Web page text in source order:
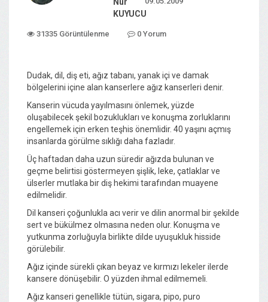
KUYUCU
31335 Görüntülenme 0 Yorum
Dudak, dil, diş eti, ağız tabanı, yanak içi ve damak
bölgelerini içine alan kanserlere ağız kanserleri denir.
Kanserin vücuda yayılmasını önlemek, yüzde
oluşabilecek şekil bozuklukları ve konuşma zorluklarını
engellemek için erken teşhis önemlidir. 40 yaşını açmış
insanlarda görülme sıklığı daha fazladır.
Üç haftadan daha uzun süredir ağızda bulunan ve
geçme belirtisi göstermeyen şişlik, leke, çatlaklar ve
ülserler mutlaka bir diş hekimi tarafından muayene
edilmelidir.
Dil kanseri çoğunlukla acı verir ve dilin anormal bir şekilde
sert ve bükülmez olmasına neden olur. Konuşma ve
yutkunma zorluğuyla birlikte dilde uyuşukluk hisside
görülebilir.
Ağız içinde sürekli çıkan beyaz ve kırmızı lekeler ilerde
kansere dönüşebilir. O yüzden ihmal edilmemeli.
Ağız kanseri genellikle tütün, sigara, pipo, puro